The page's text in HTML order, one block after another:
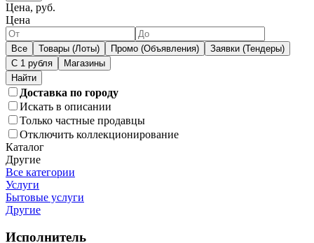
Цена, руб.
Цена
Все Товары (Лоты) Промо (Объявления)
Заявки (Тендеры)
С 1 рубля
Магазины
Доставка по городу
Искать в описании
Только частные продавцы
Отключить коллекционирование
Каталог
Другие
Все категории
Услуги
Бытовые услуги
Другие
Исполнитель